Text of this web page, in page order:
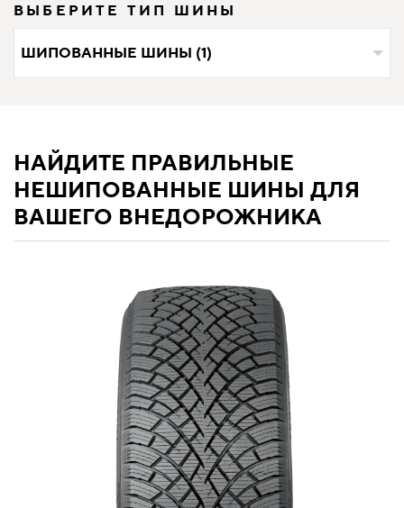
ВЫБЕРИТЕ ТИП ШИНЫ
ШИПОВАННЫЕ ШИНЫ (1)
НАЙДИТЕ ПРАВИЛЬНЫЕ
НЕШИПОВАННЫЕ ШИНЫ ДЛЯ
ВАШЕГО ВНЕДОРОЖНИКА